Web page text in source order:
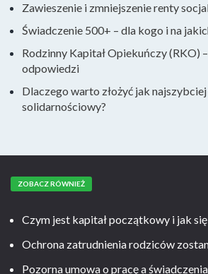
Zawieszenie i zmniejszenie renty
Świadczenie 500+ – dla kogo i na
Rodzinny Kapitał Opiekuńczy (RKO)
odpowiedzi
Dlaczego warto złożyć jak
solidarnościowy?
ZOBACZ RÓWNIEŻ
Czym jest kapitał początkowy i jak
Ochrona zatrudnienia rodziców
Pozorna umowa o pracę a